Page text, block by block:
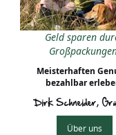
Gegrillte
mit
& Halloumi
Rezept
Geld sparen
Meisterhaften
bezahlbar
Dirk Schneider,
Über uns